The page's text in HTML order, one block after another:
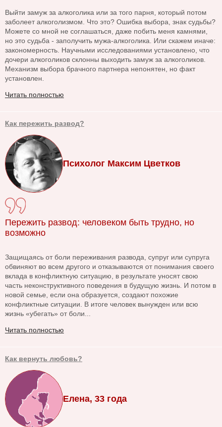
Выйти замуж за алкоголика или за того парня, который потом
заболеет алкоголизмом. Что это? Ошибка выбора, знак судьбы?
Можете со мной не соглашаться, даже побить меня камнями,
но это судьба - заполучить мужа-алкоголика. Или скажем иначе:
закономерность. Научными исследованиями установлено, что
дочери алкоголиков склонны выходить замуж за алкоголиков.
Механизм выбора брачного партнера непонятен, но факт
установлен.
Читать полностью
Как пережить развод?
Психолог Максим Цветков
Пережить развод: человеком быть трудно, но
возможно
Защищаясь от боли переживания развода, супруг или супруга
обвиняют во всем другого и отказываются от понимания своего
вклада в конфликтную ситуацию, в результате уносят свою
часть неконструктивного поведения в будущую жизнь. И потом в
новой семье, если она образуется, создают похожие
конфликтные ситуации. В итоге человек вынужден или всю
жизнь «убегать» от боли...
Читать полностью
Как вернуть любовь?
Елена, 33 года